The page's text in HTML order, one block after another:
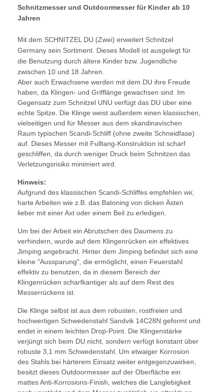
Schnitzmesser und Outdoormesser für Kinder ab 10
Jahren
Mit dem SCHNITZEL DU (Zwei) erweitert Schnitzel
Germany sein Sortiment. Dieses Modell ist ausgelegt für
die Benutzung durch ältere Kinder bzw. Jugendliche
zwischen 10 und 18 Jahren.
Aber auch Erwachsene werden mit dem DU ihre Freude
haben, da Klingen- und Grifflänge gewachsen sind. Im
Gegensatz zum Schnitzel UNU verfügt das DU über eine
echte Spitze. Die Klinge weist außerdem einen klassischen,
vielseitigen und für Messer aus dem skandinavischen
Raum typischen Scandi-Schliff (ohne zweite Schneidfase)
auf. Dieses Messer mit Fulltang-Konstruktion ist scharf
geschliffen, da durch weniger Druck beim Schnitzen das
Verletzungsrisiko minimiert wird.
Hinweis:
Aufgrund des klassischen Scandi-Schliffes empfehlen wir,
harte Arbeiten wie z.B. das Batoning von dicken Ästen
lieber mit einer Axt oder einem Beil zu erledigen.
Um bei der Arbeit ein Abrutschen des Daumens zu
verhindern, wurde auf dem Klingenrücken ein effektives
Jimping angebracht. Hinter dem Jimping befindet sich eine
kleine "Aussparung", die ermöglicht, einen Feuerstahl
effektiv zu benutzen, da in diesem Bereich der
Klingenrücken scharfkantiger als auf dem Rest des
Messerrückens ist.
Die Klinge selbst ist aus dem robusten, rostfreien und
hochwertigen Schwedenstahl Sandvik 14C28N geformt und
endet in einem leichten Drop-Point. Die Klingenstärke
verjüngt sich beim DU nicht, sondern verfügt konstant über
robuste 3,1 mm Schwedenstahl. Um etwaiger Korrosion
des Stahls bei härterem Einsatz weiter entgegenzuwirken,
besitzt dieses Outdoormesser auf der Oberfläche ein
mattes Anti-Korrosions-Finish, welches die Langlebigkeit